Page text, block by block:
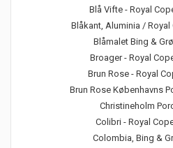
Blå Vifte - Royal
Blåkant, Aluminia /
Blåmalet Bing &
Broager - Royal
Brun Rose - Royal
Brun Rose Københavns
Christineholm
Colibri - Royal
Colombia, Bing &